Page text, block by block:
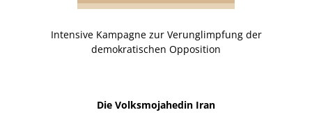
Intensive Kampagne zur Verunglimpfung der
demokratischen Opposition
Die Volksmojahedin Iran